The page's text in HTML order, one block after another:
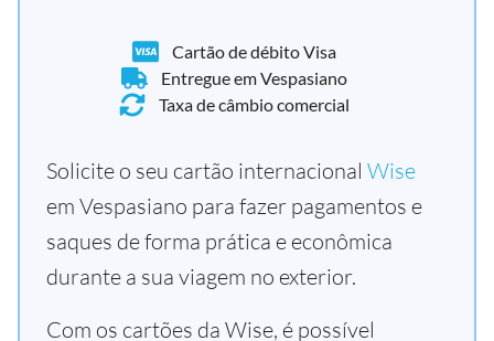
Cartão de débito Visa
Entregue em Vespasiano
Taxa de câmbio comercial
Solicite o seu cartão internacional Wise
em Vespasiano para fazer pagamentos e
saques de forma prática e econômica
durante a sua viagem no exterior.
Com os cartões da Wise, é possível